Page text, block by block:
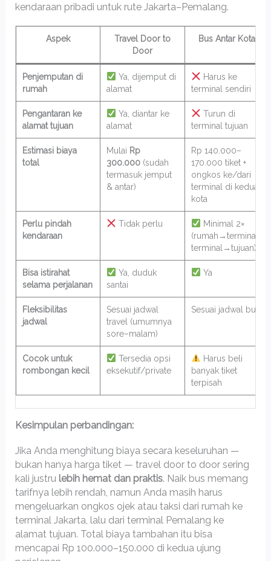
kendaraan pribadi untuk rute Jakarta–Pemalang.
Aspek
Travel Door to
Door
Bus Antar Kota
Penjemputan di
rumah
Ya, dijemput di
alamat
Harus ke
terminal sendiri
Pengantaran ke
alamat tujuan
Ya, diantar ke
alamat
Turun di
terminal tujuan
Estimasi biaya
total
Mulai Rp
300.000(sudah
termasuk jemput
& antar)
Rp 140.000–
170.000 tiket +
ongkos ke/dari
terminal di kedua
kota
Perlu pindah
kendaraan
Tidak perlu
Minimal 2×
(rumah→terminal,
terminal→tujuan)
Bisa istirahat
selama perjalanan
Ya, duduk
santai
Ya
Fleksibilitas
jadwal
Sesuai jadwal
travel (umumnya
sore–malam)
Sesuai jadwal bus
Cocok untuk
rombongan kecil
Tersedia opsi
eksekutif/private
Harus beli
banyak tiket
terpisah
Kesimpulan perbandingan:
Jika Anda menghitung biaya secara keseluruhan —
bukan hanya harga tiket — travel door to door sering
kali justru lebih hemat dan praktis. Naik bus memang
tarifnya lebih rendah, namun Anda masih harus
mengeluarkan ongkos ojek atau taksi dari rumah ke
terminal Jakarta, lalu dari terminal Pemalang ke
alamat tujuan. Total biaya tambahan itu bisa
mencapai Rp 100.000–150.000 di kedua ujung